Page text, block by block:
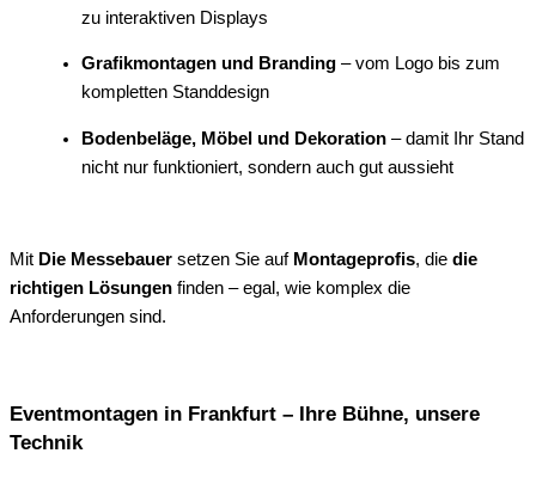
zu interaktiven Displays
Grafikmontagen und Branding – vom Logo bis zum
kompletten Standdesign
Bodenbeläge, Möbel und Dekoration – damit Ihr Stand
nicht nur funktioniert, sondern auch gut aussieht
Mit Die Messebauer setzen Sie auf Montageprofis, die die
richtigen Lösungen finden – egal, wie komplex die
Anforderungen sind.
Eventmontagen in Frankfurt – Ihre Bühne, unsere
Technik